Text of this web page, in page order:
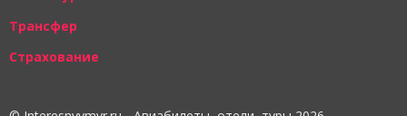
Трансфер
Страхование